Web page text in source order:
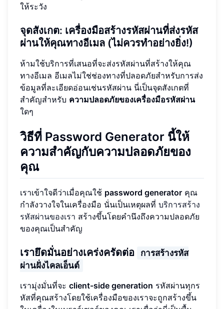
ให้ระวัง
จุดสังเกต: เครื่องมือสร้างรหัสผ่านที่ส่งรหัส
ผ่านให้คุณทางอีเมล (ไม่ควรทำอย่างยิ่ง!)
ห้ามใช้บริการที่เสนอที่จะส่งรหัสผ่านที่สร้างให้คุณ
ทางอีเมล อีเมลไม่ใช่ช่องทางที่ปลอดภัยสำหรับการส่ง
ข้อมูลที่ละเอียดอ่อนเช่นรหัสผ่าน นี่เป็นจุดสังเกตที่
สำคัญสำหรับ ความปลอดภัยของเครื่องมือรหัสผ่าน
ใดๆ
วิธีที่ Password Generator นี้ให้
ความสำคัญกับความปลอดภัยของ
คุณ
เราเข้าใจดีว่าเมื่อคุณใช้ password generator คุณ
กำลังวางใจในเครื่องมือ นั่นเป็นเหตุผลที่ บริการสร้าง
รหัสผ่านของเรา สร้างขึ้นโดยคำนึงถึงความปลอดภัย
ของคุณเป็นสำคัญ
เรายึดมั่นอย่างเคร่งครัดต่อ
การสร้างรหัส
ผ่านฝั่งไคลเอ็นต์
เรามุ่งมั่นที่จะ client-side generation รหัสผ่านทุกร
หัสที่คุณสร้างโดยใช้เครื่องมือของเราจะถูกสร้างขึ้น